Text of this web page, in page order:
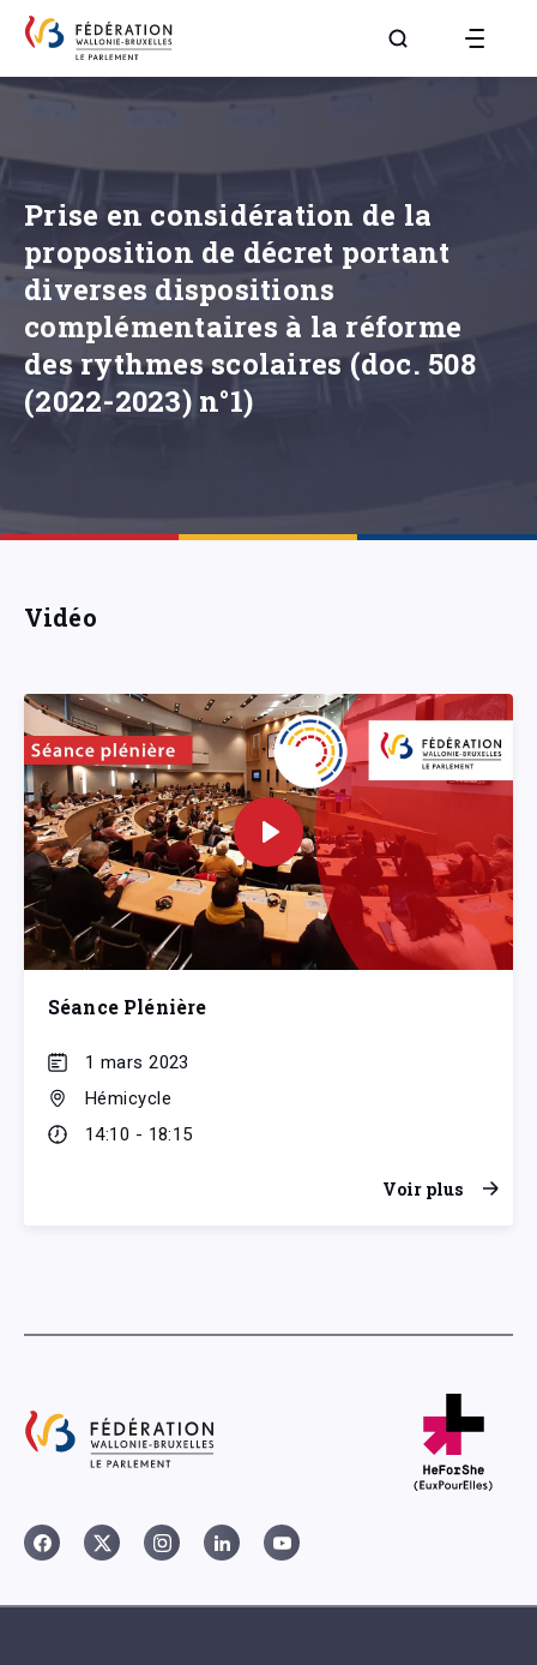
Aller à la page
Prise en considération de la
proposition de décret portant
diverses dispositions
complémentaires à la réforme
des rythmes scolaires (doc. 508
(2022-2023) n°1)
Vidéo
Séance Plénière
1 mars 2023
Hémicycle
14:10 - 18:15
Voir plus